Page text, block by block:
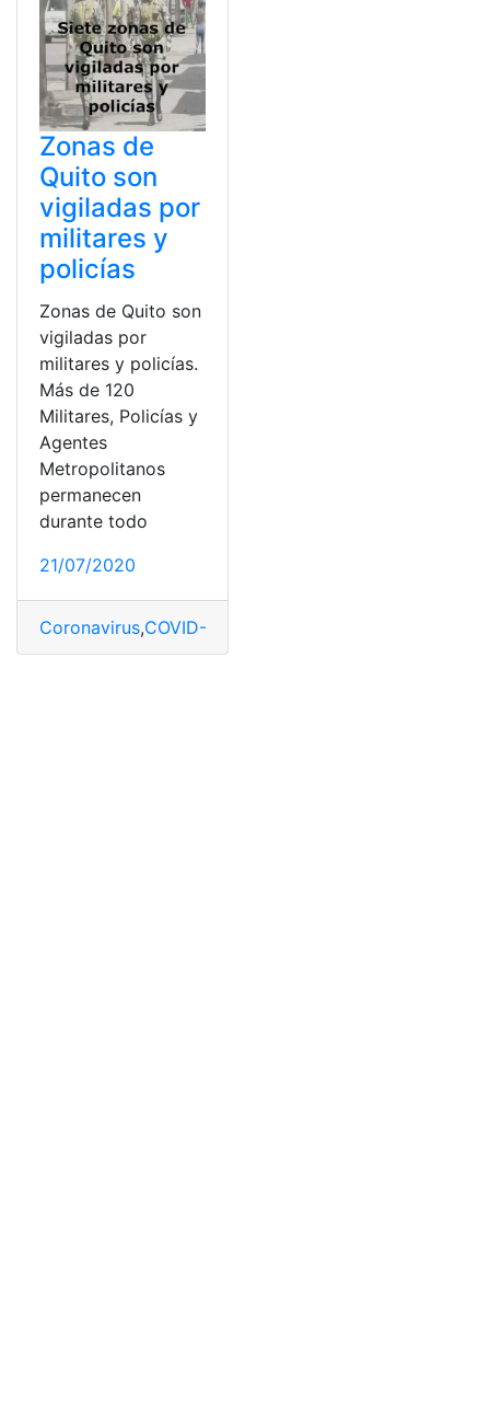
Zonas de
Quito son
vigiladas por
militares y
policías
Zonas de Quito son
vigiladas por
militares y policías.
Más de 120
Militares, Policías y
Agentes
Metropolitanos
permanecen
durante todo
21/07/2020
Coronavirus,COVID-19